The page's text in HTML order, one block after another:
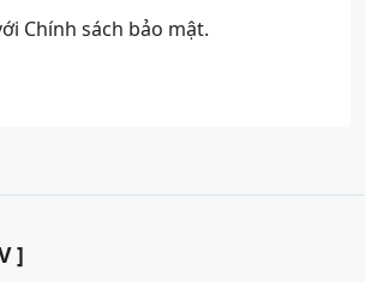
Chính sách bảo mật.
]